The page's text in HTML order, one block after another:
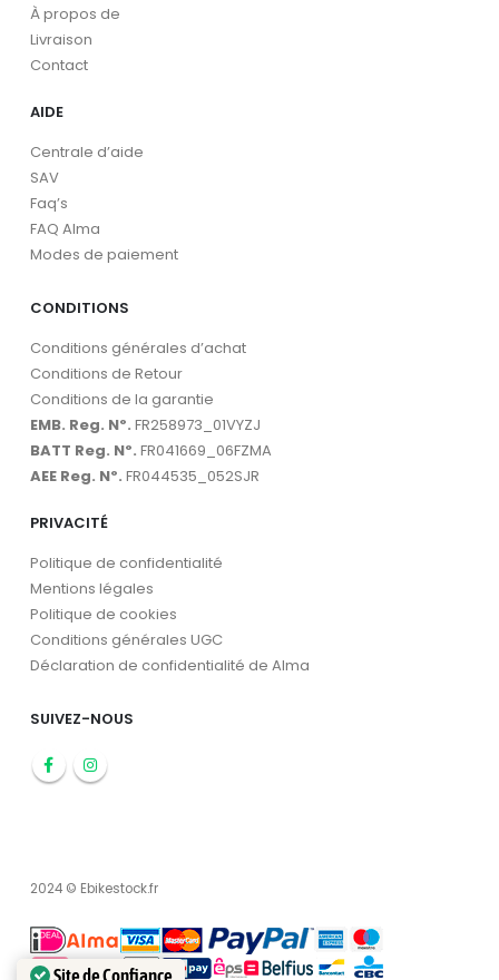
À propos de
Livraison
Contact
AIDE
Centrale d’aide
SAV
Faq’s
FAQ Alma
Modes de paiement
CONDITIONS
Conditions générales d’achat
Conditions de Retour
Conditions de la garantie
EMB. Reg. Nº. FR258973_01VYZJ
BATT Reg. Nº. FR041669_06FZMA
AEE Reg. Nº. FR044535_052SJR
PRIVACITÉ
Politique de confidentialité
Mentions légales
Politique de cookies
Conditions générales UGC
Déclaration de confidentialité de Alma
SUIVEZ-NOUS
2024 © Ebikestock.fr
Site de Confiance